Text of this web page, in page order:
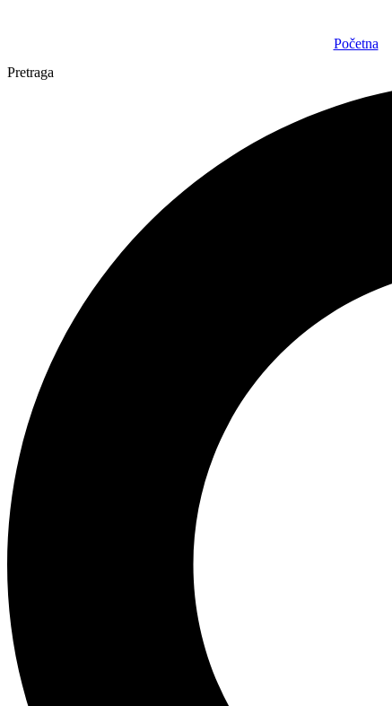
Početna
Pretraga